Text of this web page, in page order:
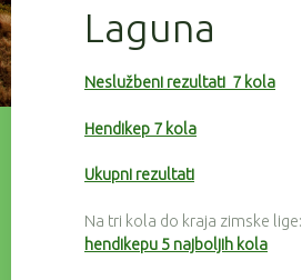
Laguna
Neslužbeni rezultati 7 kola
Hendikep 7 kola
Ukupni rezultati
Na tri kola do kraja zimske lige:
hendikepu 5 najboljih kola